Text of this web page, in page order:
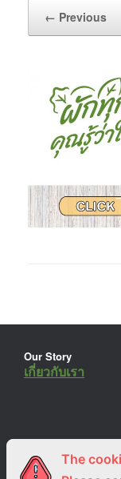
← Previous
Our Story
เกี่ยวกับเรา
ร่วมงานกับเรา
สมัครงาน
The